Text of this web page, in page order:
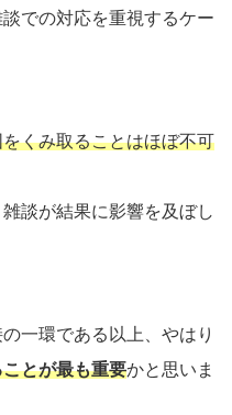
での対応を重視するケー
くみ取ることはほぼ不可
談が結果に影響を及ぼし
一環である以上、やはり
とが最も重要かと思いま